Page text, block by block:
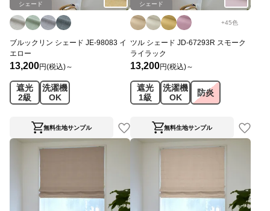
シェード
ブルックリン シェード JE-98083 イ
エロー
13,200円(税込)～
遮光
2級
洗濯機
OK
無料生地サンプル
シェード
+45色
ツル シェード JD-67293R スモーク
ライラック
13,200円(税込)～
遮光
1級
洗濯機
OK
防炎
無料生地サンプル